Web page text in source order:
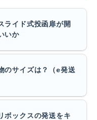
ライド式投函扉が開
いか
のサイズは？（e発送
ボックスの発送をキ